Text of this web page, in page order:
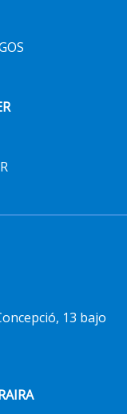
13 bajo